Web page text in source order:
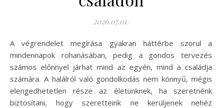
2026.07.01.
A végrendelet megírása gyakran háttérbe szorul a
mindennapok rohanásában, pedig a gondos tervezés
számos előnnyel járhat mind az egyén, mind a családja
számára. A halálról való gondolkodás nem könnyű, mégis
elengedhetetlen része az életünknek, ha szeretnénk
biztosítani, hogy szeretteink ne kerüljenek nehéz